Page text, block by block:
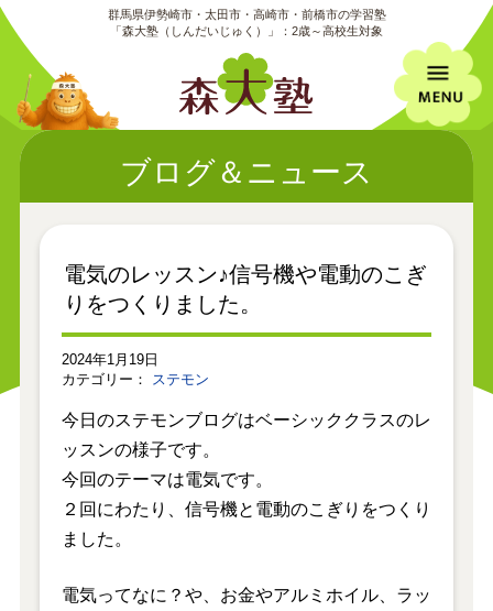
群馬県伊勢崎市・太田市・高崎市・前橋市の学習塾
「森大塾（しんだいじゅく）」：2歳～高校生対象
ブログ＆ニュース
電気のレッスン♪信号機や電動のこぎ
りをつくりました。
2024年1月19日
カテゴリー：
ステモン
今日のステモンブログはベーシッククラスのレ
ッスンの様子です。
今回のテーマは電気です。
２回にわたり、信号機と電動のこぎりをつくり
ました。
電気ってなに？や、お金やアルミホイル、ラッ